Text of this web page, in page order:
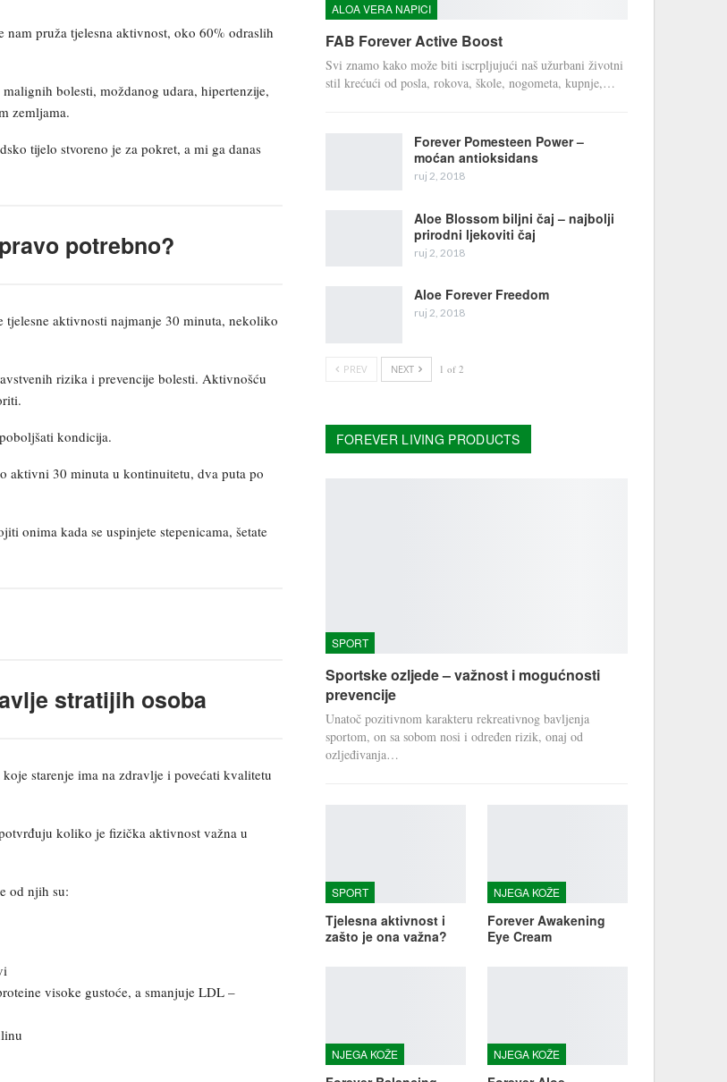
pruža tjelesna aktivnost, oko 60% odraslih
bolesti, moždanog udara, hipertenzije,
zemljama.
tijelo stvoreno je za pokret, a mi ga danas
potrebno?
aktivnosti najmanje 30 minuta, nekoliko
rizika i prevencije bolesti. Aktivnošću
kondicija.
aktivni 30 minuta u kontinuitetu, dva puta po
onima kada se uspinjete stepenicama, šetate
stratijih osoba
starenje ima na zdravlje i povećati kvalitetu
koliko je fizička aktivnost važna u
od njih su:
visoke gustoće, a smanjuje LDL –
ALOA VERA NAPICI
FAB Forever Active Boost
Svi znamo kako može biti iscrpljujući naš užurbani životni
stil krećući od posla, rokova, škole, nogometa, kupnje,…
Forever Pomesteen Power –
moćan antioksidans
ruj 2, 2018
Aloe Blossom biljni čaj – najbolji
prirodni ljekoviti čaj
ruj 2, 2018
Aloe Forever Freedom
ruj 2, 2018
PREV NEXT 1 of 2
FOREVER LIVING PRODUCTS
SPORT
Sportske ozljede – važnost i mogućnosti
prevencije
Unatoč pozitivnom karakteru rekreativnog bavljenja
sportom, on sa sobom nosi i određen rizik, onaj od
ozljeđivanja…
SPORT
Tjelesna aktivnost i
zašto je ona važna?
NJEGA KOŽE
Forever Awakening
Eye Cream
NJEGA KOŽE NJEGA KOŽE